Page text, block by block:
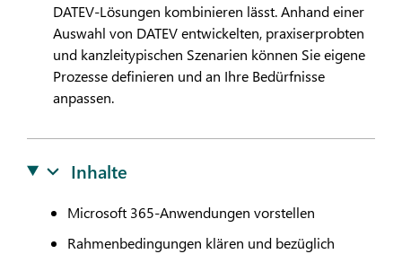
DATEV-Lösungen kombinieren lässt. Anhand einer
Auswahl von DATEVentwickelten, praxiserprobten
und kanzleitypischen Szenarien können Sie eigene
Prozesse definieren und an Ihre Bedürfnisse
anpassen.
Inhalte
Microsoft 365-Anwendungen vorstellen
Rahmenbedingungen klären und bezüglich